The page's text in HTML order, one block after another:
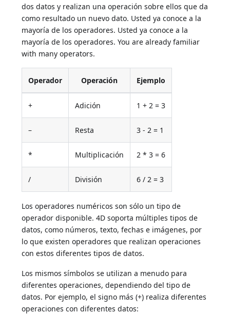
dos datos y realizan una operación sobre ellos que da
como resultado un nuevo dato. Usted ya conoce a la
mayoría de los operadores. Usted ya conoce a la
mayoría de los operadores. You are already familiar
with many operators.
Operador Operación Ejemplo
+ Adición 1 + 2 = 3
– Resta 3 - 2 = 1
* Multiplicación 2 * 3 = 6
/ División 6 / 2 = 3
Los operadores numéricos son sólo un tipo de
operador disponible. 4D soporta múltiples tipos de
datos, como números, texto, fechas e imágenes, por
lo que existen operadores que realizan operaciones
con estos diferentes tipos de datos.
Los mismos símbolos se utilizan a menudo para
diferentes operaciones, dependiendo del tipo de
datos. Por ejemplo, el signo más (+) realiza diferentes
operaciones con diferentes datos: